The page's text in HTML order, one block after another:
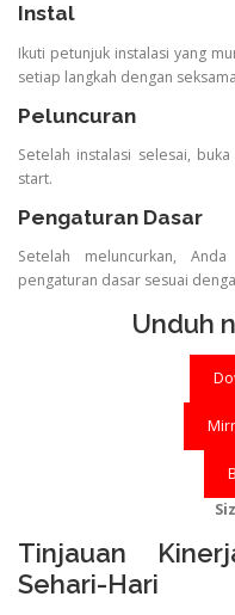
Instal
Ikuti petunjuk instalasi yang
setiap langkah dengan
Peluncuran
Setelah instalasi selesai,
start.
Pengaturan Dasar
Setelah meluncurkan,
pengaturan dasar sesuai
Unduh
Tinjauan
Sehari-Hari